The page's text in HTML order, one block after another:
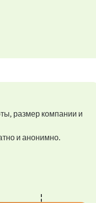
размер компании и
и анонимно.